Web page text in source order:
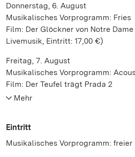
Donnerstag, 6. August
Musikalisches Vorprogramm: Fries
Film: Der Glöckner von Notre
Livemusik, Eintritt: 17,00 €)
Freitag, 7. August
Musikalisches Vorprogramm:
Film: Der Teufel trägt Prada 2
Mehr
Eintritt
Musikalisches Vorprogramm: